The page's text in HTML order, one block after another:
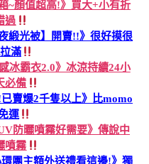
~顏值超高!》買大+小有折
過
緞光被】開賣!!》很好摸很
滿
冰霸衣2.0》冰涼持續24小
必備
賣爆2千隻以上》比momo
運
防曬噴霧好需要》傳說中
噴霧
環團主額外送禮看這邊!》獨